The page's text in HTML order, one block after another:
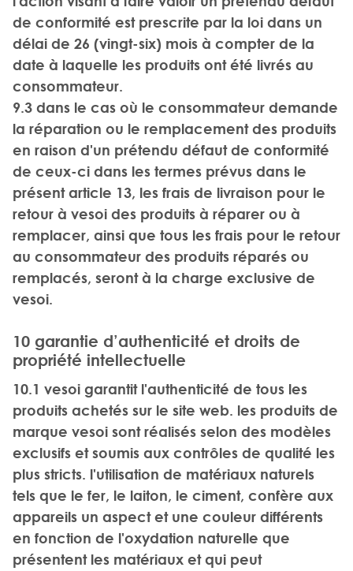
de conformité est prescrite par la loi dans un
délai de 26 (vingt-six) mois à compter de la
date à laquelle les produits ont été livrés au
consommateur.
9.3 dans le cas où le consommateur demande
la réparation ou le remplacement des produits
en raison d'un prétendu défaut de conformité
de ceux-ci dans les termes prévus dans le
présent article 13, les frais de livraison pour le
retour à vesoi des produits à réparer ou à
remplacer, ainsi que tous les frais pour le retour
au consommateur des produits réparés ou
remplacés, seront à la charge exclusive de
vesoi.
10 garantie d’authenticité et droits de
propriété intellectuelle
10.1 vesoi garantit l'authenticité de tous les
produits achetés sur le site web. les produits de
marque vesoi sont réalisés selon des modèles
exclusifs et soumis aux contrôles de qualité les
plus stricts. l'utilisation de matériaux naturels
tels que le fer, le laiton, le ciment, confère aux
appareils un aspect et une couleur différents
en fonction de l'oxydation naturelle que
présentent les matériaux et qui peut